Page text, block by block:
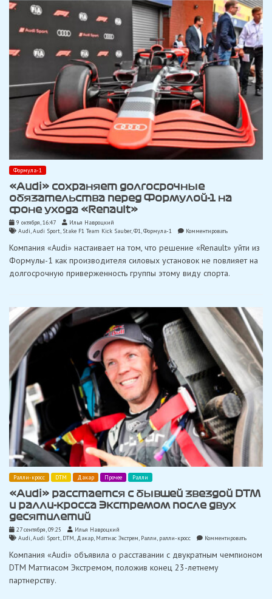
Формула-1
«Audi» сохраняет долгосрочные
обязательства перед Формулой-1 на
фоне ухода «Renault»
9 октября, 16:47
Илья Навроцкий
Audi,Audi Sport, Stake F1 Team Kick Sauber,Ф1,Формула-1 Комментироватьon
сохраняет
обязательства
перед
ухода
«Renault»
Компания «Audi» настаивает на том, что решение «Renault» уйти из
Формулы-1 как производителя силовых установок не повлияет на
долгосрочную приверженность группы этому виду спорта.
Ралли-кросс DTM Дакар Прочее Ралли
«Audi» расстается с бывшей звездой DTM
и ралли-кросса Экстремом после двух
десятилетий
27 сентября, 09:25
Илья Навроцкий
Audi,Audi Sport, DTM, Дакар, Маттиас Экстрем, Ралли, ралли-кросс Комментироватьon
расстается
Компания «Audi» объявила о расставании с двукратным чемпионом
DTM Маттиасом Экстремом, положив конец 23-летнему
партнерству.